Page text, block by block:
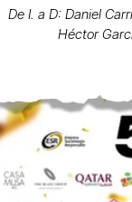
De I. a D: Daniel
Héctor